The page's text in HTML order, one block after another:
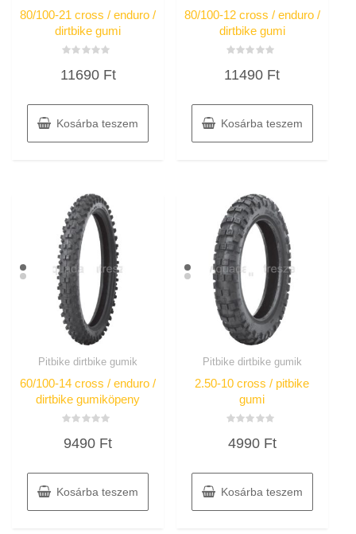
80/100-21 cross / enduro /
dirtbike gumi
0
11690 Ft
Kosárba teszem
80/100-12 cross / enduro /
dirtbike gumi
0
11490 Ft
Kosárba teszem
Pitbike dirtbike gumik
60/100-14 cross / enduro /
dirtbike gumiköpeny
0
9490 Ft
Kosárba teszem
Pitbike dirtbike gumik
2.50-10 cross / pitbike
gumi
0
4990 Ft
Kosárba teszem